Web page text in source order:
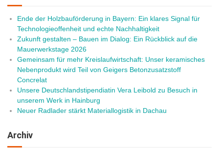
Ende der Holzbauförderung in Bayern: Ein klares Signal für
Technologieoffenheit und echte Nachhaltigkeit
Zukunft gestalten – Bauen im Dialog: Ein Rückblick auf die
Mauerwerkstage 2026
Gemeinsam für mehr Kreislaufwirtschaft: Unser keramisches
Nebenprodukt wird Teil von Geigers Betonzusatzstoff
Concrelat
Unsere Deutschlandstipendiatin Vera Leibold zu Besuch in
unserem Werk in Hainburg
Neuer Radlader stärkt Materiallogistik in Dachau
Archiv